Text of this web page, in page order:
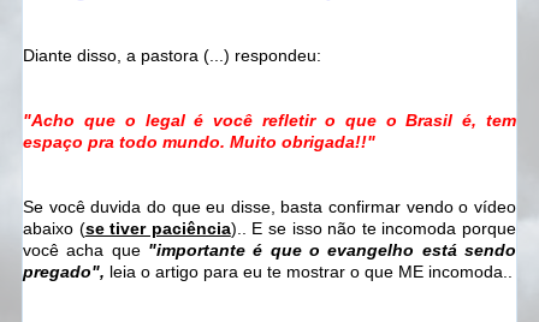
Diante disso, a pastora (...) respondeu:
"Acho que o legal é você refletir o que o Brasil é, tem
espaço pra todo mundo. Muito obrigada!!"
Se você duvida do que eu disse, basta confirmar vendo o vídeo
abaixo (se tiver paciência).. E se isso não te incomoda porque
você acha que "importante é que o evangelho está sendo
pregado", leia o artigo para eu te mostrar o que ME incomoda..